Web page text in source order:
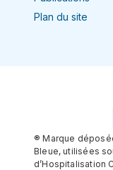
Plan du site
® Marque
Bleue, utilisées
d’Hospitalisation